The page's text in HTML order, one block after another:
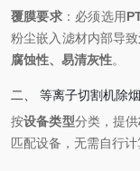
覆膜要求：必须选用
粉尘嵌入滤材内部导致
腐蚀性、易清灰性。
二、 等离子切割机除
按设备类型分类，提供
匹配设备，无需自行计